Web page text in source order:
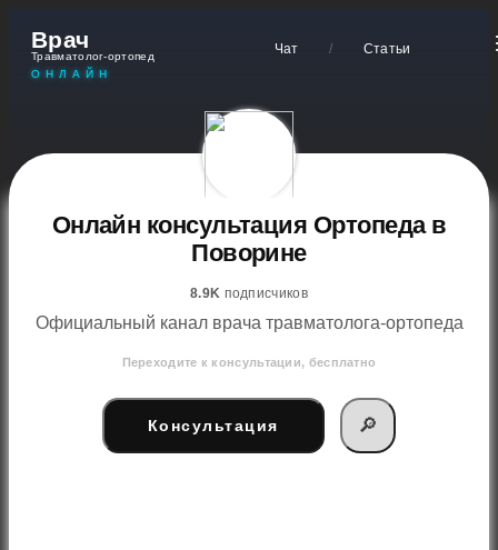
Врач
Травматолог-ортопед
ОНЛАЙН
Чат / Статьи
Онлайн консультация Ортопеда в
Поворине
8.9K подписчиков
Официальный канал врача травматолога-ортопеда
Переходите к консультации, бесплатно
Консультация 🔎